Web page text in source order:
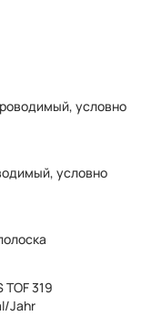
условно
условно
319
Jahr